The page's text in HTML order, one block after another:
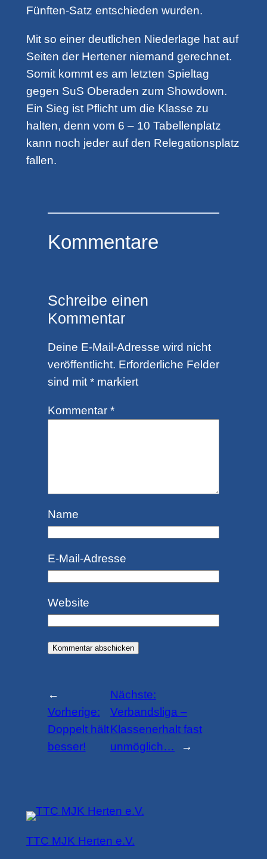
Fünften-Satz entschieden wurden.
Mit so einer deutlichen Niederlage hat auf
Seiten der Hertener niemand gerechnet.
Somit kommt es am letzten Spieltag
gegen SuS Oberaden zum Showdown.
Ein Sieg ist Pflicht um die Klasse zu
halten, denn vom 6 – 10 Tabellenplatz
kann noch jeder auf den Relegationsplatz
fallen.
Kommentare
Schreibe einen
Kommentar
Deine E-Mail-Adresse wird nicht
veröffentlicht. Erforderliche Felder
sind mit *markiert
Kommentar *
Name
E-Mail-Adresse
Website
←
Vorherige:
Doppelt hält
besser!
Nächste:
Verbandsliga –
Klassenerhalt fast
unmöglich…
→
TTC MJK Herten e.V.